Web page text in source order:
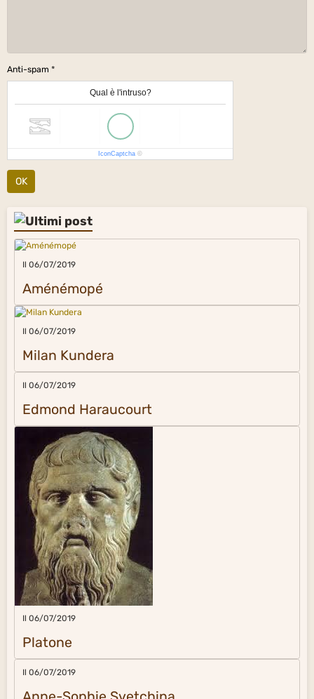
Anti-spam
Qual è l'intruso?
IconCaptcha ©
OK
Il 06/07/2019
Aménémopé
Il 06/07/2019
Milan Kundera
Il 06/07/2019
Edmond Haraucourt
Il 06/07/2019
Platone
Il 06/07/2019